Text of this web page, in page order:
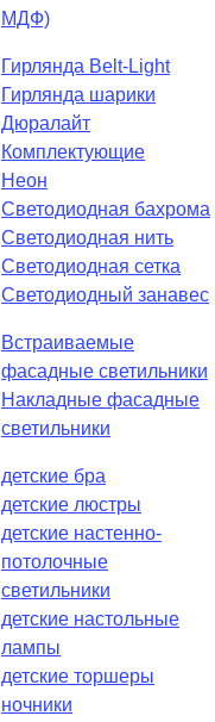
МДФ)
Гирлянда Belt-Light
Гирлянда шарики
Дюралайт
Комплектующие
Неон
Светодиодная бахрома
Светодиодная нить
Светодиодная сетка
Светодиодный занавес
Встраиваемые
фасадные светильники
Накладные фасадные
светильники
детские бра
детские люстры
детские настенно-
потолочные
светильники
детские настольные
лампы
детские торшеры
ночники